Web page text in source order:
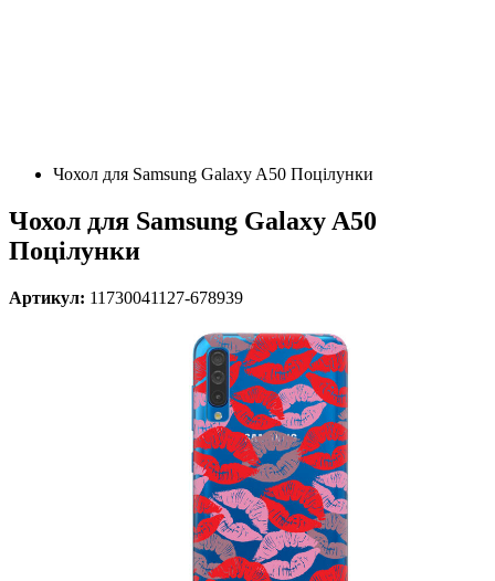
Чохол для Samsung Galaxy A50 Поцілунки
Чохол для Samsung Galaxy A50
Поцілунки
Артикул: 11730041127-678939